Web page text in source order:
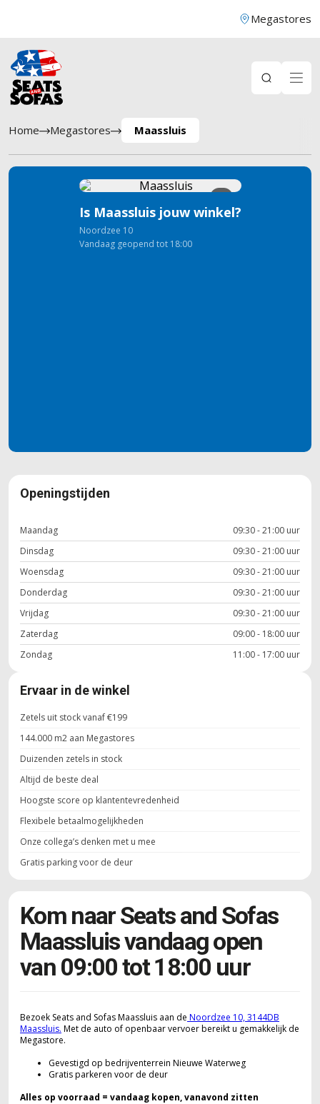
Megastores
Home Megastores Maassluis
8
Is Maassluis jouw winkel?
Noordzee 10
Vandaag geopend tot 18:00
Openingstijden
Maandag
09:30 - 21:00 uur
Dinsdag
09:30 - 21:00 uur
Woensdag
09:30 - 21:00 uur
Donderdag
09:30 - 21:00 uur
Vrijdag
09:30 - 21:00 uur
Zaterdag
09:00 - 18:00 uur
Zondag
11:00 - 17:00 uur
Ervaar in de winkel
Zetels uit stock vanaf €199
144.000 m2 aan Megastores
Duizenden zetels in stock
Altijd de beste deal
Hoogste score op klantentevredenheid
Flexibele betaalmogelijkheden
Onze collega’s denken met u mee
Gratis parking voor de deur
Kom naar Seats and Sofas
Maassluis vandaag open
van 09:00 tot 18:00 uur
Bezoek Seats and Sofas Maassluis aan de Noordzee 10, 3144DB
Maassluis. Met de auto of openbaar vervoer bereikt u gemakkelijk de
Megastore.
Gevestigd op bedrijventerrein Nieuwe Waterweg
Gratis parkeren voor de deur
Alles op voorraad = vandaag kopen, vanavond zitten